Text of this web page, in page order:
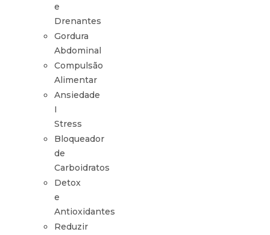
e
Drenantes
Gordura
Abdominal
Compulsão
Alimentar
Ansiedade
I
Stress
Bloqueador
de
Carboidratos
Detox
e
Antioxidantes
Reduzir